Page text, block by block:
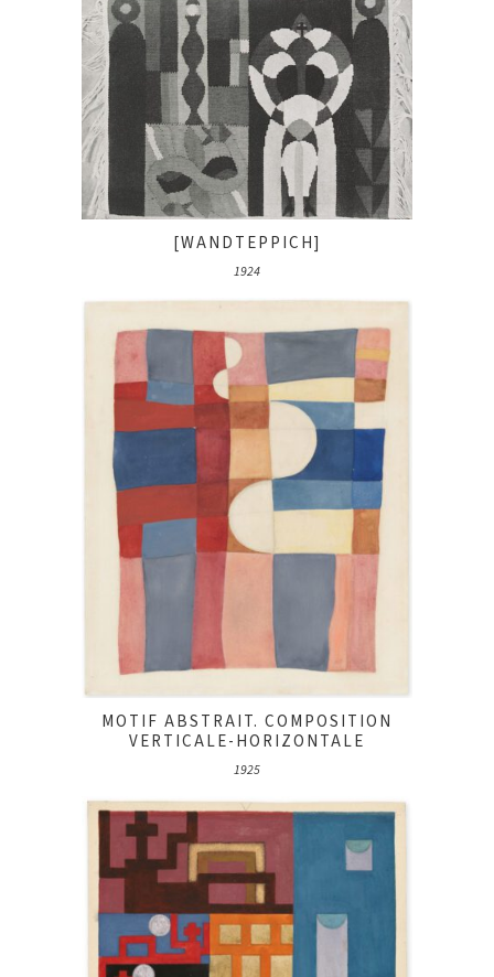
[WANDTEPPICH]
1924
MOTIF ABSTRAIT. COMPOSITION
VERTICALE-HORIZONTALE
1925